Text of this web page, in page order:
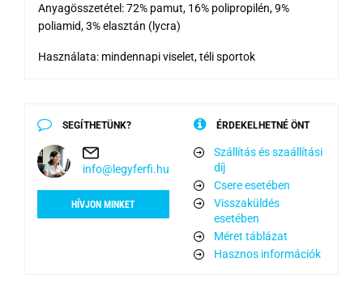
Anyagösszetétel: 72% pamut, 16% polipropilén, 9%
poliamid, 3% elasztán (lycra)
Használata: mindennapi viselet, téli sportok
SEGÍTHETÜNK?
info@legyferfi.hu
HÍVJON MINKET
ÉRDEKELHETNÉ ÖNT
Szállítás és szaállítási
díj
Csere esetében
Visszaküldés
esetében
Méret táblázat
Hasznos információk